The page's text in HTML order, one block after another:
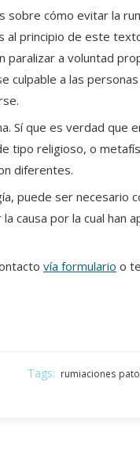
sobre cómo evitar la
principio de este
a voluntad
culpable a las
Sí que es verdad que
tipo religioso, o
diferentes.
puede ser necesario
causa por la cual han
vía formulario o
Tags: rumiaciones